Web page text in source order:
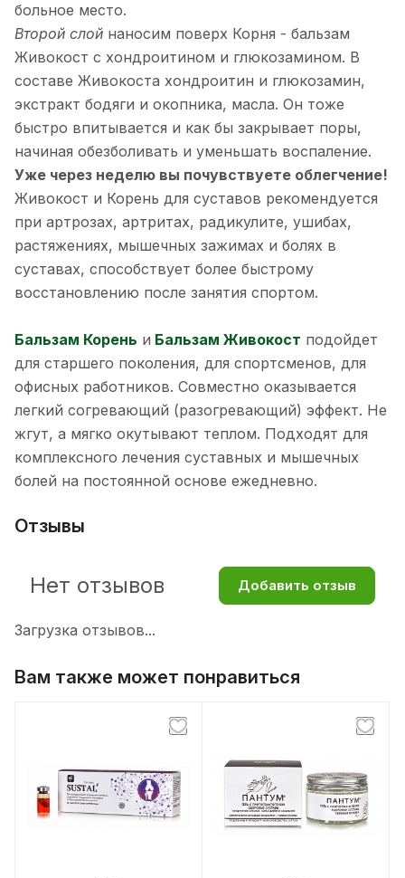
больное место.
Второй слой наносим поверх Корня - бальзам
Живокост с хондроитином и глюкозамином. В
составе Живокоста хондроитин и глюкозамин,
экстракт бодяги и окопника, масла. Он тоже
быстро впитывается и как бы закрывает поры,
начиная обезболивать и уменьшать воспаление.
Уже через неделю вы почувствуете облегчение!
Живокост и Корень для суставов рекомендуется
при артрозах, артритах, радикулите, ушибах,
растяжениях, мышечных зажимах и болях в
суставах, способствует более быстрому
восстановлению после занятия спортом.
Бальзам Корень и Бальзам Живокост подойдет
для старшего поколения, для спортсменов, для
офисных работников. Совместно оказывается
легкий согревающий (разогревающий) эффект. Не
жгут, а мягко окутывают теплом. Подходят для
комплексного лечения суставных и мышечных
болей на постоянной основе ежедневно.
Отзывы
Загрузка отзывов...
Нет отзывов Добавить отзыв
Вам также может понравиться